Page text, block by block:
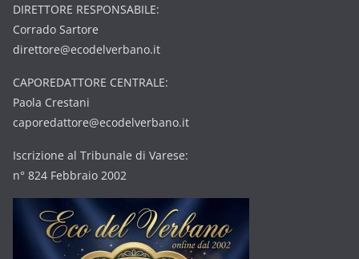
DIRETTORE RESPONSABILE:
Corrado Sartore
direttore@ecodelverbano.it
CAPOREDATTORE CENTRALE:
Paola Crestani
caporedattore@ecodelverbano.it
Iscrizione al Tribunale di Varese:
n° 824 Febbraio 2002